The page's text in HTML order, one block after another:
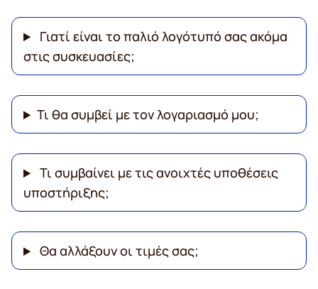
Γιατί είναι το παλιό λογότυπό σας ακόμα
στις συσκευασίες;
Τι θα συμβεί με τον λογαριασμό μου;
Τι συμβαίνει με τις ανοιχτές υποθέσεις
υποστήριξης;
Θα αλλάξουν οι τιμές σας;